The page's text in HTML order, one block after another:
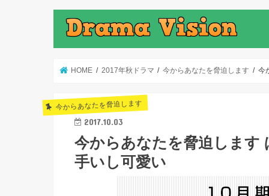
HOME 2017年秋ドラマ 今からあなたを脅迫します 今
今からあなたを脅迫します
2017.10.03
今からあなたを脅迫します
手いし可愛い